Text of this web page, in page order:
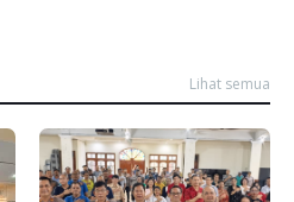
Lihat semua